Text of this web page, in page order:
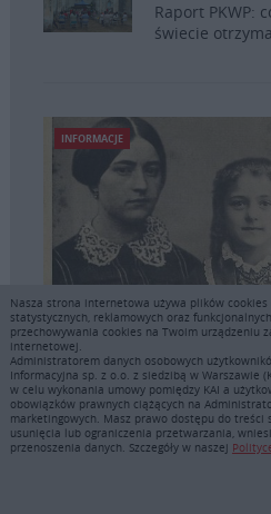
Raport PKWP:
świecie
INFORMACJE
Relikwie św. Teresy z
w
Nasza strona internetowa używa plików cookies
statystycznych, reklamowych oraz
przechowywania cookies na Twoim urządzeniu
internetowej.
Administratorem danych osobowych
Informacyjna sp. z o.o. z siedzibą w Warszawie
w celu wykonania umowy pomiędzy KAI a
obowiązków prawnych ciążących na
marketingowych. Masz prawo dostępu do treści
usunięcia lub ograniczenia przetwarzania,
przenoszenia danych. Szczegóły w naszej